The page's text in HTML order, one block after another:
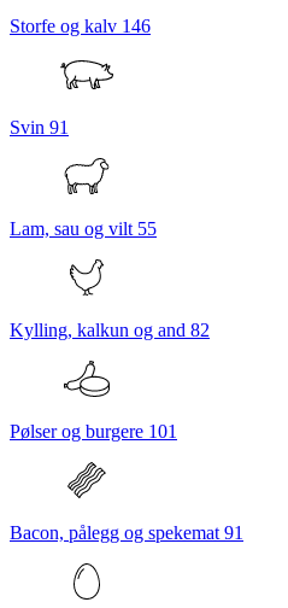
Storfe og kalv 146
Svin 91
Lam, sau og vilt 55
Kylling, kalkun og and 82
Pølser og burgere 101
Bacon, pålegg og spekemat 91